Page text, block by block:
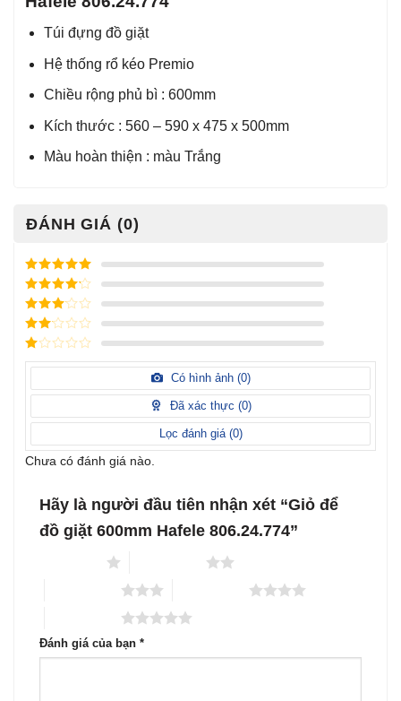
Túi đựng đồ giặt
Hệ thống rổ kéo Premio
Chiều rộng phủ bì : 600mm
Kích thước : 560 – 590 x 475 x 500mm
Màu hoàn thiện : màu Trắng
ĐÁNH GIÁ (0)
Được xếp
hạng
5
5
sao
Được xếp
hạng
4
5
sao
Được
xếp
hạng3
5 sao
Được
hạng
sao
Được
hạng
1
sao
Có hình ảnh (0)
Đã xác thực (0)
Lọc đánh giá (0)
Chưa có đánh giá nào.
Hãy là người đầu tiên nhận xét “Giỏ để
đồ giặt 600mm Hafele 806.24.774”
Đánh giá của bạn *